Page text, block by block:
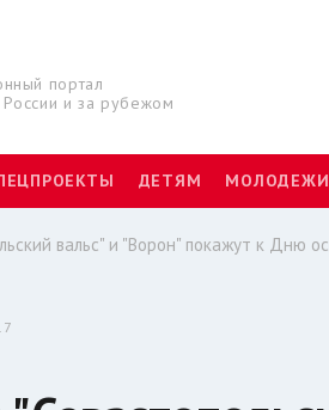
портал
России и за рубежом
ДЕТЯМ МОЛОДЕЖИ
вальс" и "Ворон" покажут к Дню